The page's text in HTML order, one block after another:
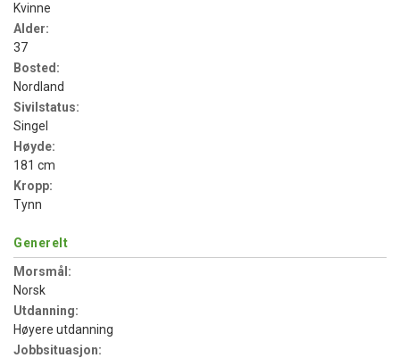
Kvinne
Alder:
37
Bosted:
Nordland
Sivilstatus:
Singel
Høyde:
181 cm
Kropp:
Tynn
Generelt
Morsmål:
Norsk
Utdanning:
Høyere utdanning
Jobbsituasjon: